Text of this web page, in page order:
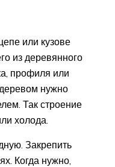
или кузове
из деревянного
профиля или
нужно
Так строение
холода.
Закрепить
Когда нужно,